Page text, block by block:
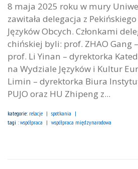
8 maja 2025 roku w mury
zawitała delegacja z
Języków Obcych. Członkami
chińskiej byli: prof. ZHAO Gang
prof. Li Yinan – dyrektorka
na Wydziale Języków i Kultur
Limin – dyrektorka Biura
PUJO oraz HU Zhipeng z...
kategorie: relacje
spotkania
tagi : współpraca współpraca międzynarodowa